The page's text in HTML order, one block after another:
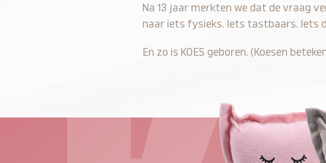
Na 13 jaar merkten we dat de vraag
naar iets fysieks. Iets tastbaars. Iets
En zo is KOES geboren. (Koesen